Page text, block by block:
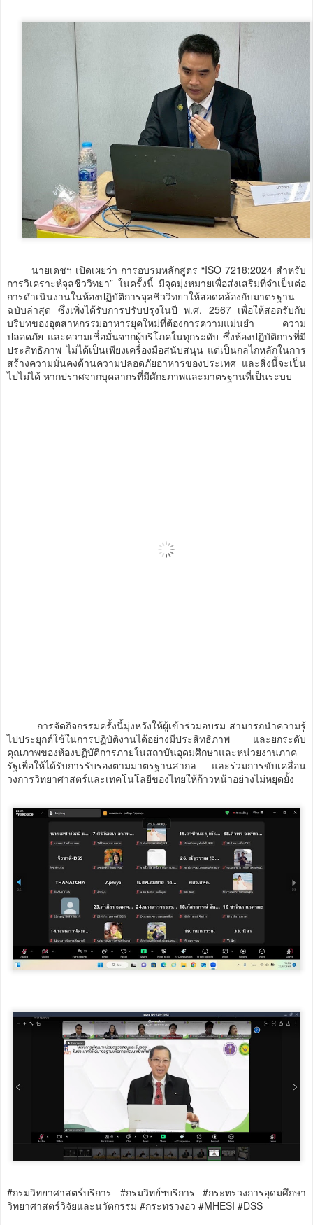
นายเดชฯ เปิดเผยว่า การอบรมหลักสูตร “ISO 7218:2024 สำหรับ
การวิเคราะห์จุลชีววิทยา” ในครั้งนี้ มีจุดมุ่งหมายเพื่อส่งเสริมที่จำเป็นต่อ
การดำเนินงานในห้องปฏิบัติการจุลชีววิทยาให้สอดคล้องกับมาตรฐาน
ฉบับล่าสุด ซึ่งเพิ่งได้รับการปรับปรุงในปี พ.ศ. 2567 เพื่อให้สอดรับกับ
บริบทของอุตสาหกรรมอาหารยุคใหม่ที่ต้องการความแม่นยำ ความ
ปลอดภัย และความเชื่อมั่นจากผู้บริโภคในทุกระดับ ซึ่งห้องปฏิบัติการที่มี
ประสิทธิภาพ ไม่ได้เป็นเพียงเครื่องมือสนับสนุน แต่เป็นกลไกหลักในการ
สร้างความมั่นคงด้านความปลอดภัยอาหารของประเทศ และสิ่งนี้จะเป็น
ไปไม่ได้ หากปราศจากบุคลากรที่มีศักยภาพและมาตรฐานที่เป็นระบบ
การจัดกิจกรรมครั้งนี้มุ่งหวังให้ผู้เข้าร่วมอบรม สามารถนำความรู้
ไปประยุกต์ใช้ในการปฏิบัติงานได้อย่างมีประสิทธิภาพ และยกระดับ
คุณภาพของห้องปฏิบัติการภายในสถาบันอุดมศึกษาและหน่วยงานภาค
รัฐเพื่อให้ได้รับการรับรองตามมาตรฐานสากล และร่วมการขับเคลื่อน
วงการวิทยาศาสตร์และเทคโนโลยีของไทยให้ก้าวหน้าอย่างไม่หยุดยั้ง
#กรมวิทยาศาสตร์บริการ #กรมวิทย์ฯบริการ #กระทรวงการอุดมศึกษา
วิทยาศาสตร์วิจัยและนวัตกรรม #กระทรวงอว #MHESI #DSS